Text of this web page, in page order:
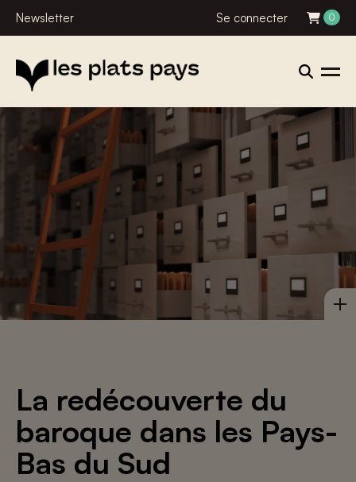
Newsletter Se connecter 0
La redécouverte du
baroque dans les Pays-
Bas du Sud